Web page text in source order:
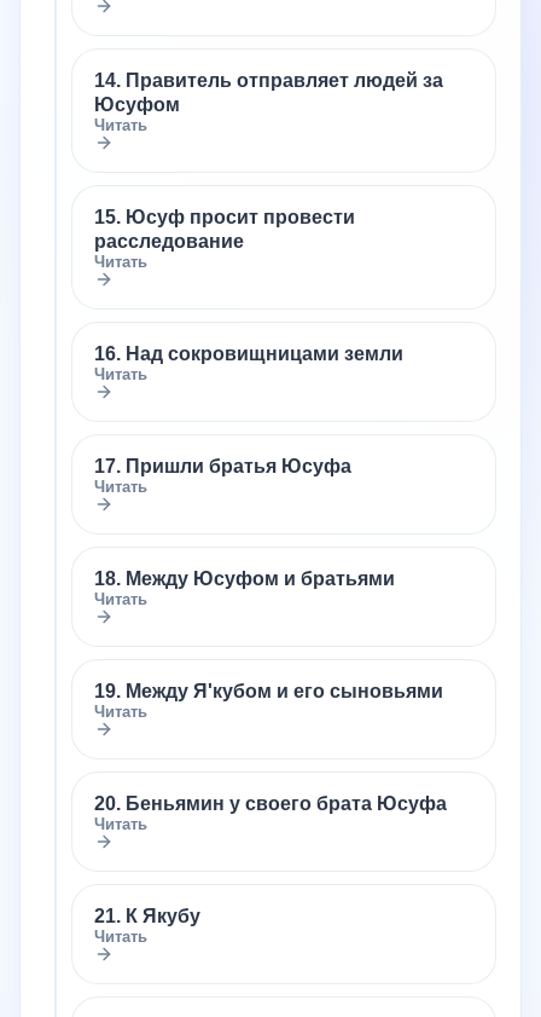
14. Правитель отправляет людей за
Юсуфом
Читать
15. Юсуф просит провести
расследование
Читать
16. Над сокровищницами земли
Читать
17. Пришли братья Юсуфа
Читать
18. Между Юсуфом и братьями
Читать
19. Между Я'кубом и его сыновьями
Читать
20. Беньямин у своего брата Юсуфа
Читать
21. К Якубу
Читать